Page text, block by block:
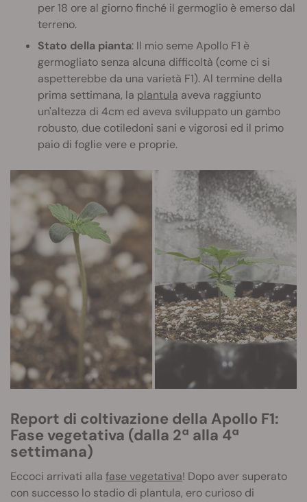
per 18 ore al giorno finché il germoglio è emerso dal
terreno.
Stato della pianta: Il mio seme Apollo F1 è
germogliato senza alcuna difficoltà (come ci si
aspetterebbe da una varietà F1). Al termine della
prima settimana, la plantula aveva raggiunto
un'altezza di 4cm ed aveva sviluppato un gambo
robusto, due cotiledoni sani e vigorosi ed il primo
paio di foglie vere e proprie.
Report di coltivazione della Apollo F1:
Fase vegetativa (dalla 2ª alla 4ª
settimana)
Eccoci arrivati alla fase vegetativa! Dopo aver superato
con successo lo stadio di plantula, ero curioso di